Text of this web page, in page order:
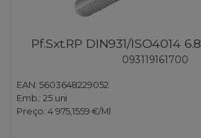
Pf.Sxt.RP DIN931/ISO4014
093119161700
EAN: 5603648229052
Emb.:25 uni
Preço: 4 975,1559 €/Ml